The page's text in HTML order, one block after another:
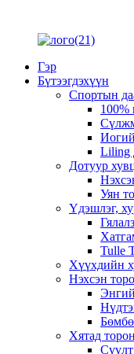
Гэр
Бүтээгдэхүүн
Спортын
100%
Liling
Дотуур
Уян
Үдэшлэг,
Tulle
Хүүхдийн
Нэхсэн
Хятад
Сүүлт